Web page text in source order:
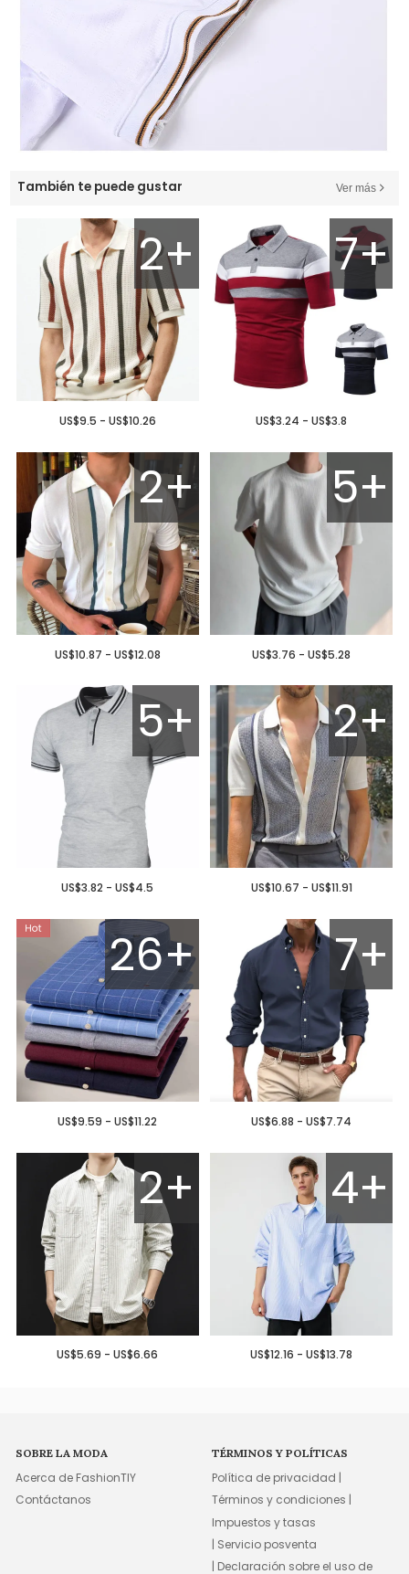
También te puede gustar Ver más
2+
US$9.5 - US$10.26
7+
US$3.24 - US$3.8
2+
US$10.87 - US$12.08
5+
US$3.76 - US$5.28
5+
US$3.82 - US$4.5
2+
US$10.67 - US$11.91
26+
US$9.59 - US$11.22
7+
US$6.88 - US$7.74
2+
US$5.69 - US$6.66
4+
US$12.16 - US$13.78
SOBRE LA MODA
Acerca de FashionTIY
Contáctanos
TÉRMINOS Y POLÍTICAS
Política de privacidad |
Términos y condiciones |
Impuestos y tasas
| Servicio posventa
| Declaración sobre el uso de